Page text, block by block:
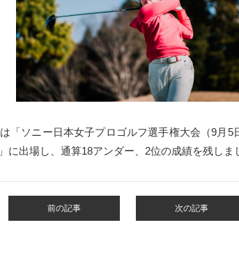
は「ソニー日本女子プロゴルフ選手権大会（9月5
」に出場し、通算18アンダー、2位の成績を残しま
前の記事 次の記事